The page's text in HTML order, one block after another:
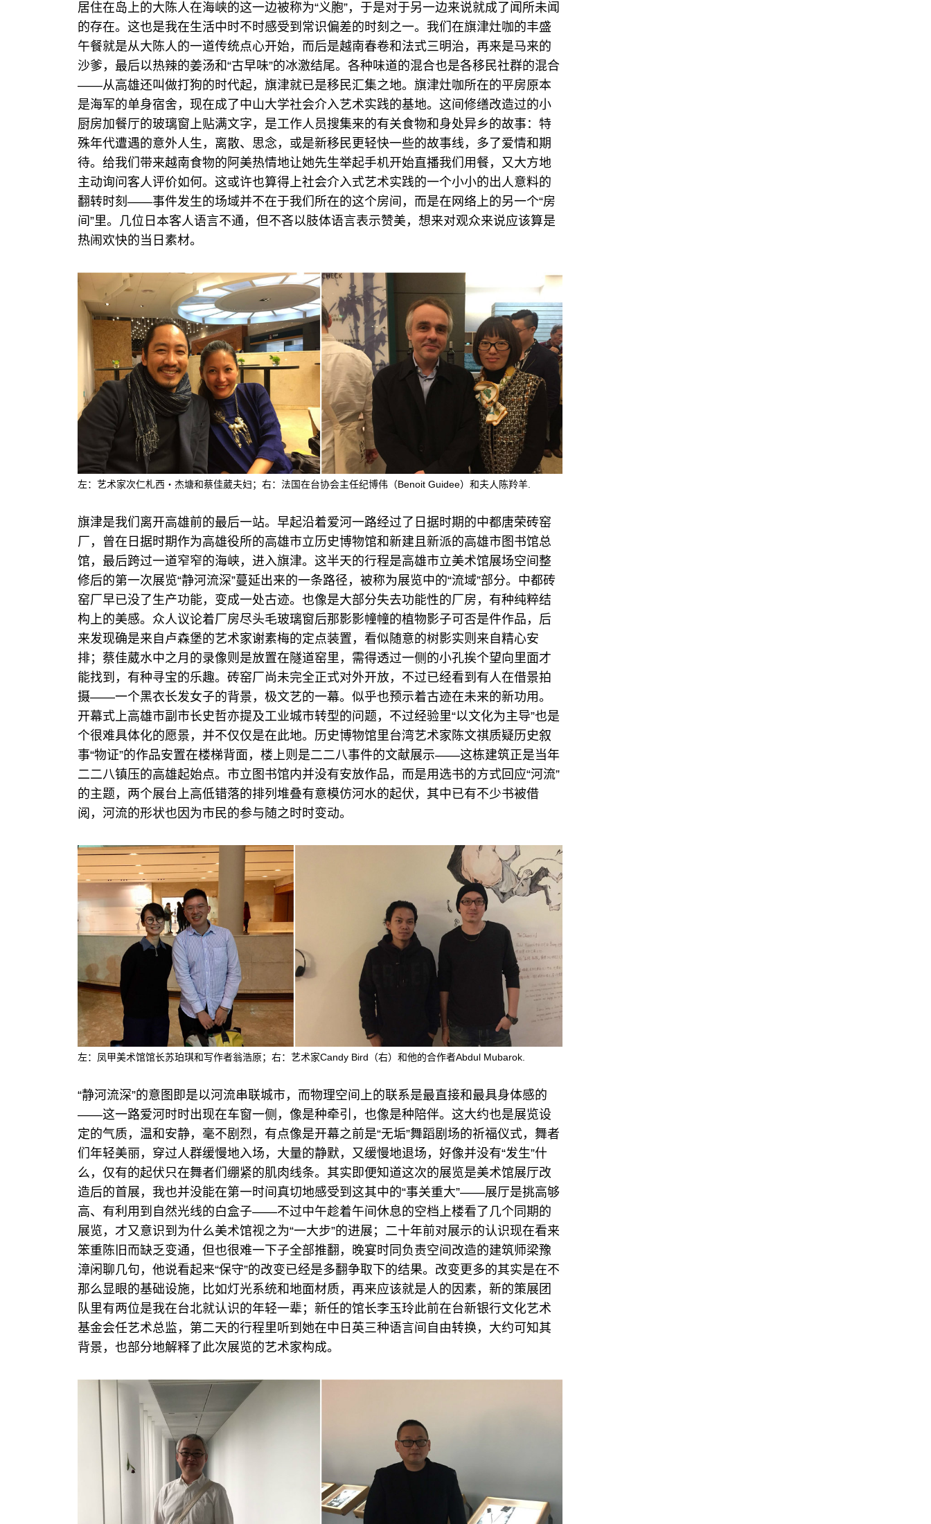
居住在岛上的大陈人在海峡的这一边被称为“义胞”，于是对于另一边来说就成了闻所未闻
的存在。这也是我在生活中时不时感受到常识偏差的时刻之一。我们在旗津灶咖的丰盛
午餐就是从大陈人的一道传统点心开始，而后是越南春卷和法式三明治，再来是马来的
沙爹，最后以热辣的姜汤和“古早味”的冰激结尾。各种味道的混合也是各移民社群的混合
——从高雄还叫做打狗的时代起，旗津就已是移民汇集之地。旗津灶咖所在的平房原本
是海军的单身宿舍，现在成了中山大学社会介入艺术实践的基地。这间修缮改造过的小
厨房加餐厅的玻璃窗上贴满文字，是工作人员搜集来的有关食物和身处异乡的故事：特
殊年代遭遇的意外人生，离散、思念，或是新移民更轻快一些的故事线，多了爱情和期
待。给我们带来越南食物的阿美热情地让她先生举起手机开始直播我们用餐，又大方地
主动询问客人评价如何。这或许也算得上社会介入式艺术实践的一个小小的出人意料的
翻转时刻——事件发生的场域并不在于我们所在的这个房间，而是在网络上的另一个“房
间”里。几位日本客人语言不通，但不吝以肢体语言表示赞美，想来对观众来说应该算是
热闹欢快的当日素材。
左：艺术家次仁札西・杰塘和蔡佳葳夫妇；右：法国在台协会主任纪博伟（Benoit Guidee）和夫人陈羚羊.
旗津是我们离开高雄前的最后一站。早起沿着爱河一路经过了日据时期的中都唐荣砖窑
厂，曾在日据时期作为高雄役所的高雄市立历史博物馆和新建且新派的高雄市图书馆总
馆，最后跨过一道窄窄的海峡，进入旗津。这半天的行程是高雄市立美术馆展场空间整
修后的第一次展览“静河流深”蔓延出来的一条路径，被称为展览中的“流域”部分。中都砖
窑厂早已没了生产功能，变成一处古迹。也像是大部分失去功能性的厂房，有种纯粹结
构上的美感。众人议论着厂房尽头毛玻璃窗后那影影幢幢的植物影子可否是件作品，后
来发现确是来自卢森堡的艺术家谢素梅的定点装置，看似随意的树影实则来自精心安
排；蔡佳葳水中之月的录像则是放置在隧道窑里，需得透过一侧的小孔挨个望向里面才
能找到，有种寻宝的乐趣。砖窑厂尚未完全正式对外开放，不过已经看到有人在借景拍
摄——一个黑衣长发女子的背景，极文艺的一幕。似乎也预示着古迹在未来的新功用。
开幕式上高雄市副市长史哲亦提及工业城市转型的问题，不过经验里“以文化为主导”也是
个很难具体化的愿景，并不仅仅是在此地。历史博物馆里台湾艺术家陈文祺质疑历史叙
事“物证”的作品安置在楼梯背面，楼上则是二二八事件的文献展示——这栋建筑正是当年
二二八镇压的高雄起始点。市立图书馆内并没有安放作品，而是用选书的方式回应“河流”
的主题，两个展台上高低错落的排列堆叠有意模仿河水的起伏，其中已有不少书被借
阅，河流的形状也因为市民的参与随之时时变动。
左：凤甲美术馆馆长苏珀琪和写作者翁浩原；右：艺术家Candy Bird（右）和他的合作者Abdul Mubarok.
“静河流深”的意图即是以河流串联城市，而物理空间上的联系是最直接和最具身体感的
——这一路爱河时时出现在车窗一侧，像是种牵引，也像是种陪伴。这大约也是展览设
定的气质，温和安静，毫不剧烈，有点像是开幕之前是“无垢”舞蹈剧场的祈福仪式，舞者
们年轻美丽，穿过人群缓慢地入场，大量的静默，又缓慢地退场，好像并没有“发生”什
么，仅有的起伏只在舞者们绷紧的肌肉线条。其实即便知道这次的展览是美术馆展厅改
造后的首展，我也并没能在第一时间真切地感受到这其中的“事关重大”——展厅是挑高够
高、有利用到自然光线的白盒子——不过中午趁着午间休息的空档上楼看了几个同期的
展览，才又意识到为什么美术馆视之为“一大步”的进展；二十年前对展示的认识现在看来
笨重陈旧而缺乏变通，但也很难一下子全部推翻，晚宴时同负责空间改造的建筑师梁豫
漳闲聊几句，他说看起来“保守”的改变已经是多翻争取下的结果。改变更多的其实是在不
那么显眼的基础设施，比如灯光系统和地面材质，再来应该就是人的因素，新的策展团
队里有两位是我在台北就认识的年轻一辈；新任的馆长李玉玲此前在台新银行文化艺术
基金会任艺术总监，第二天的行程里听到她在中日英三种语言间自由转换，大约可知其
背景，也部分地解释了此次展览的艺术家构成。